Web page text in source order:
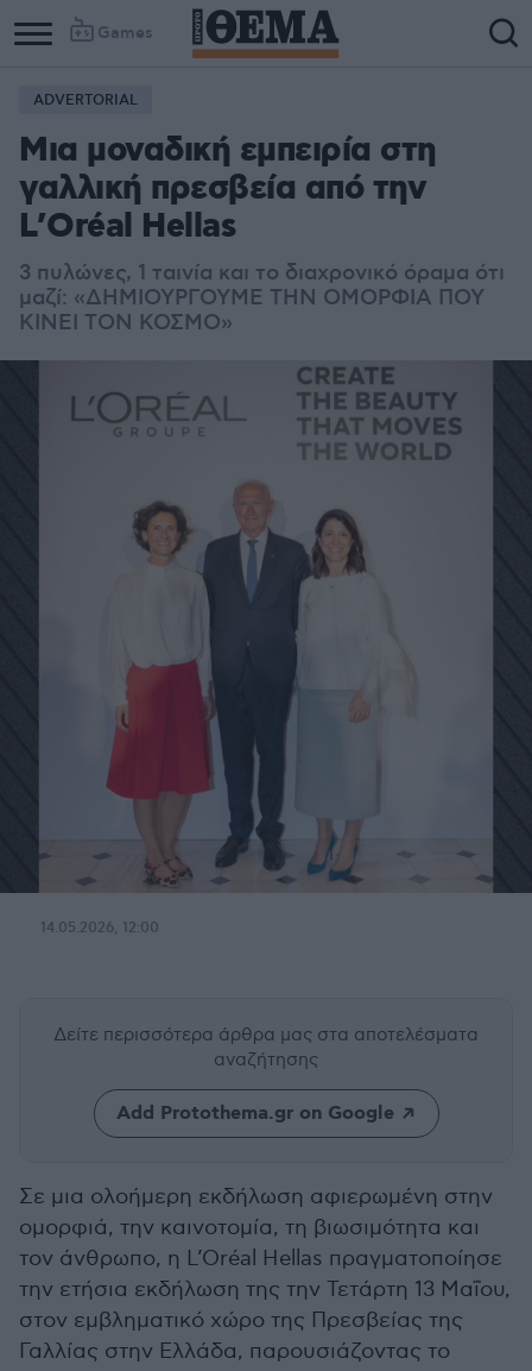
Games
ADVERTORIAL
Μια μοναδική εμπειρία στη
γαλλική πρεσβεία από την
L’Oréal Hellas
3 πυλώνες, 1 ταινία και το διαχρονικό όραμα ότι
μαζί: «ΔΗΜΙΟΥΡΓΟΥΜΕ ΤΗΝ ΟΜΟΡΦΙΑ ΠΟΥ
ΚΙΝΕΙ ΤΟΝ ΚΟΣΜΟ»
14.05.2026, 12:00
Δείτε περισσότερα άρθρα μας στα αποτελέσματα
αναζήτησης
Add Protothema.gr on Google
Σε μια ολοήμερη εκδήλωση αφιερωμένη στην
ομορφιά, την καινοτομία, τη βιωσιμότητα και
τον άνθρωπο, η L’Oréal Hellas πραγματοποίησε
την ετήσια εκδήλωση της την Τετάρτη 13 Μαΐου,
στον εμβληματικό χώρο της Πρεσβείας της
Γαλλίας στην Ελλάδα, παρουσιάζοντας το